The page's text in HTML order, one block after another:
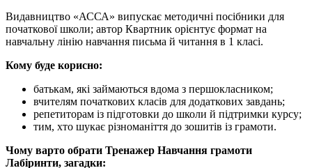
Видавництво «АССА» випускає методичні посібники для
початкової школи; автор Квартник орієнтує формат на
навчальну лінію навчання письма й читання в 1 класі.
Кому буде корисно:
батькам, які займаються вдома з першокласником;
вчителям початкових класів для додаткових завдань;
репетиторам із підготовки до школи й підтримки курсу;
тим, хто шукає різноманіття до зошитів із грамоти.
Чому варто обрати Тренажер Навчання грамоти
Лабіринти, загадки: